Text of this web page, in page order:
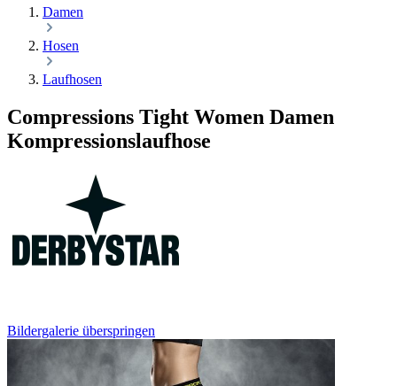
Damen
Hosen
Laufhosen
Compressions Tight Women Damen
Kompressionslaufhose
Bildergalerie überspringen